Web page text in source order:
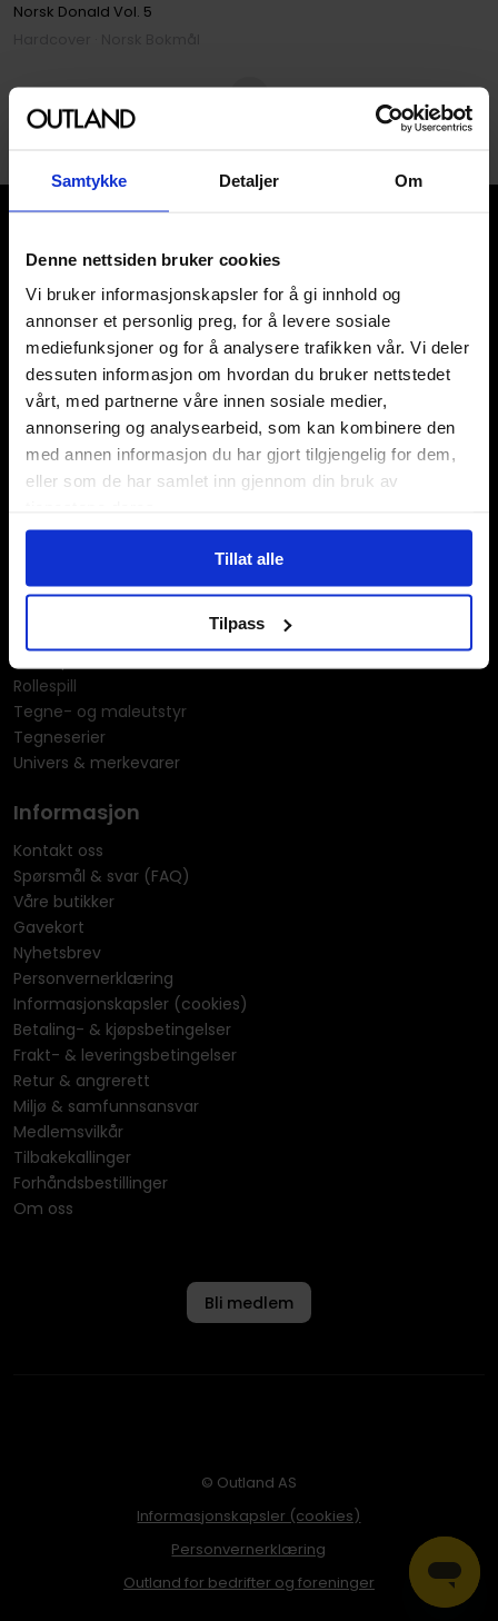
Samtykke Detaljer Om
Denne nettsiden bruker cookies
Vi bruker informasjonskapsler for å gi innhold og
annonser et personlig preg, for å levere sosiale
mediefunksjoner og for å analysere trafikken vår. Vi deler
dessuten informasjon om hvordan du bruker nettstedet
vårt, med partnerne våre innen sosiale medier,
annonsering og analysearbeid, som kan kombinere den
med annen informasjon du har gjort tilgjengelig for dem,
eller som de har samlet inn gjennom din bruk av
Tillat alle
Tilpass
Norsk Donald Vol. 5
1
Våre kategorier
Brettspill
Bøker
Godteri, mat & drikke
Hobby & fritid
Klær
KPOP & musikk
Manga
Rollespill
Tegne- og maleutstyr
Tegneserier
Univers & merkevarer
Informasjon
Kontakt oss
Spørsmål & svar (FAQ)
Våre butikker
Gavekort
Nyhetsbrev
Personvernerklæring
Informasjonskapsler (cookies)
Betaling- & kjøpsbetingelser
Frakt- & leveringsbetingelser
Retur & angrerett
Miljø & samfunnsansvar
Medlemsvilkår
Tilbakekallinger
Forhåndsbestillinger
Om oss
Bli medlem
© Outland AS
Informasjonskapsler (cookies)
Personvernerklæring
Outland for bedrifter og foreninger